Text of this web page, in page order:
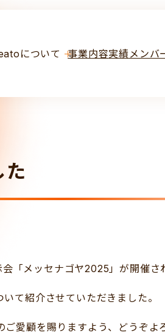
について 事業内容実績 メンバ
た
「メッセナゴヤ2025」が開催さ
て紹介させていただきました。
愛顧を賜りますよう、どうぞよ